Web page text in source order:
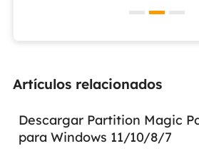
Artículos relacionados
Descargar Partition Magic
para Windows 11/10/8/7